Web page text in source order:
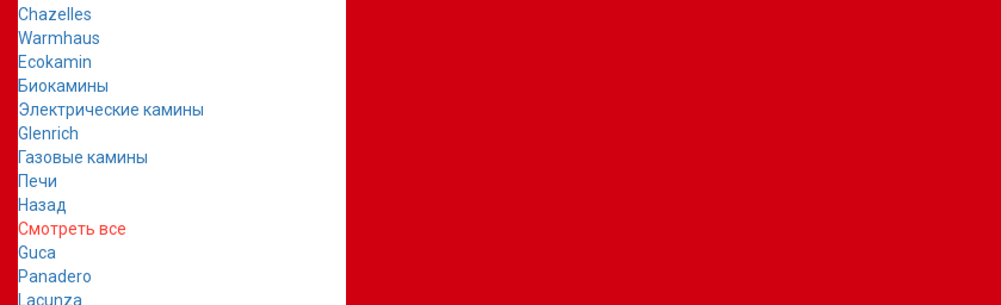
Chazelles
Warmhaus
Ecokamin
Биокамины
Электрические камины
Glenrich
Газовые камины
Печи
Назад
Смотреть все
Guca
Panadero
Lacunza